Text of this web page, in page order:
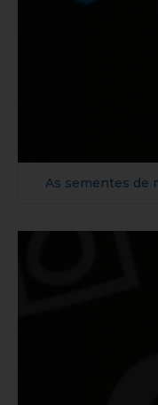
As sementes de